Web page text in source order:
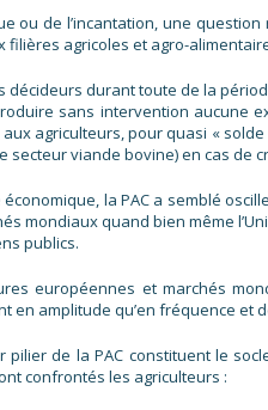
ou de l’incantation, une
agricoles et agro-
durant toute de la
sans intervention aucune
agriculteurs, pour quasi «
viande bovine) en cas de
la PAC a semblé
mondiaux quand bien même
publics.
européennes et marchés
en amplitude qu’en fréquence
pilier de la PAC constituent le
confrontés les agriculteurs :